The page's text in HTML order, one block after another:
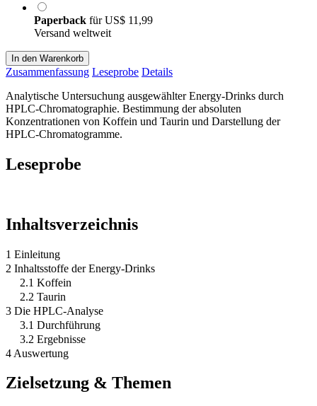
Paperback fürUS$ 11,99
Versand weltweit
In den Warenkorb
Zusammenfassung Leseprobe Details
Analytische Untersuchung ausgewählter Energy-Drinks durch
HPLC-Chromatographie. Bestimmung der absoluten
Konzentrationen von Koffein und Taurin und Darstellung der
HPLC-Chromatogramme.
Leseprobe
Inhaltsverzeichnis
1 Einleitung
2 Inhaltsstoffe der Energy-Drinks
2.1 Koffein
2.2 Taurin
3 Die HPLC-Analyse
3.1 Durchführung
3.2 Ergebnisse
4 Auswertung
Zielsetzung & Themen